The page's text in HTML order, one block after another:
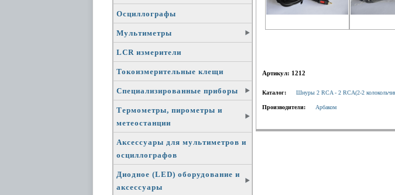
Осциллографы
Мультиметры
LCR измерители
Токоизмерительные клещи
Специализированные приборы
Термометры, пирометры и
метеостанции
Аксессуары для мультиметров и
осциллографов
Диодное (LED) оборудование и
аксессуары
Артикул: 1212
Каталог: Шнуры 2 RCA - 2 RCA(2-2
Производители: Арбаком